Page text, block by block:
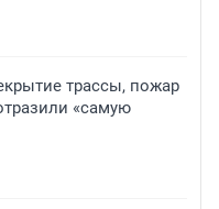
трассы, пожар
«самую